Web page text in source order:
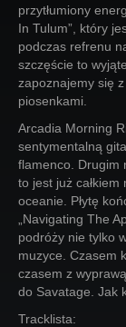
przytłumiony
In Tulum”, który
podczas refrenu
szczęście to
zapoznajemy się
piosenkami.
Arcadia Morning
sentymentalną
flamenco. Drugim
to jest już
oceanie. Płytę
„Navigating The
podróży nie tylko
muzyce. Czasem
czasem z
do Savatage. Jak
Tracklista: